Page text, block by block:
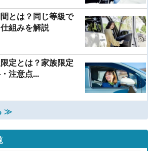
とは？同じ等級で
組みを解説
定とは？家族限定
注意点...
≫